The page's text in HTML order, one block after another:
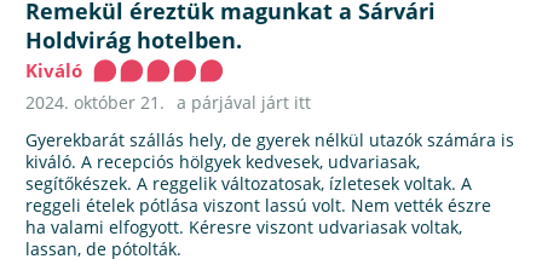
Remekül éreztük magunkat a Sárvári
Holdvirág hotelben.
Kiváló
2024. október 21. a párjával járt itt
Gyerekbarát szállás hely, de gyerek nélkül utazók számára is
kiváló. A recepciós hölgyek kedvesek, udvariasak,
segítőkészek. A reggelik változatosak, ízletesek voltak. A
reggeli ételek pótlása viszont lassú volt. Nem vették észre
ha valami elfogyott. Kéresre viszont udvariasak voltak,
lassan, de pótolták.